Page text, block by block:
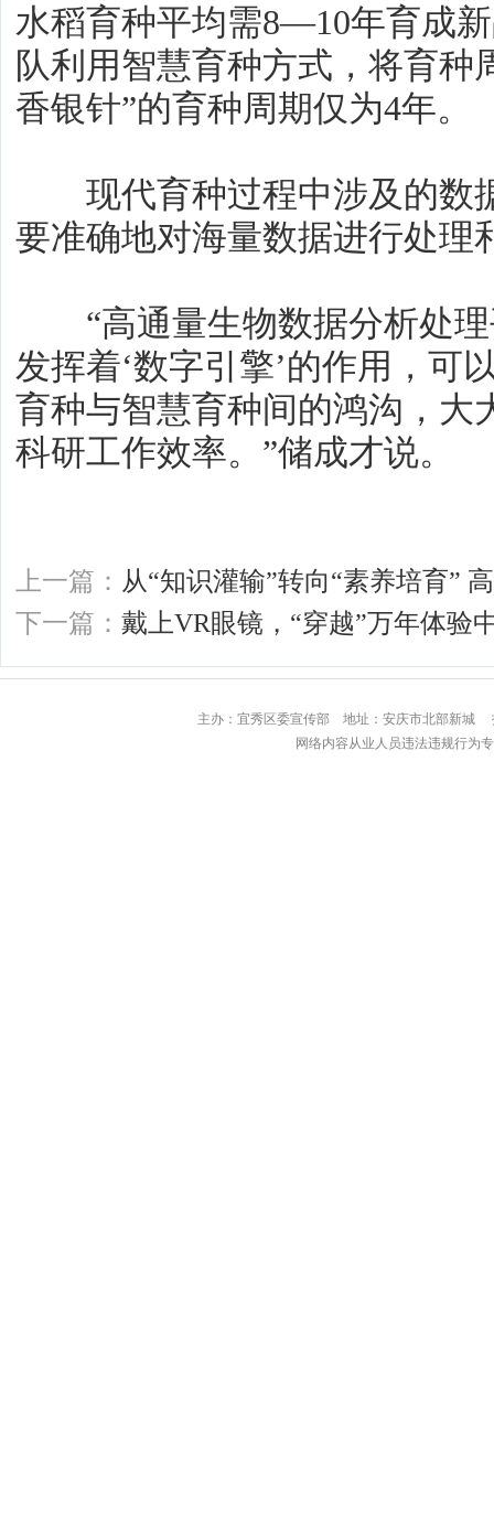
水稻育种平均需8—10年育成
队利用智慧育种方式，将育
香银针”的育种周期仅为4年。
现代育种过程中涉及的数
要准确地对海量数据进行处理
“高通量生物数据分析处理
发挥着‘数字引擎’的作用，可
育种与智慧育种间的鸿沟，大
科研工作效率。”储成才说。
上一篇： 从“知识灌输”转向“素养培育”
下一篇： 戴上VR眼镜，“穿越”万年体验
主办：宜秀区委宣传部 地址：安庆市北
网络内容从业人员违法违规行